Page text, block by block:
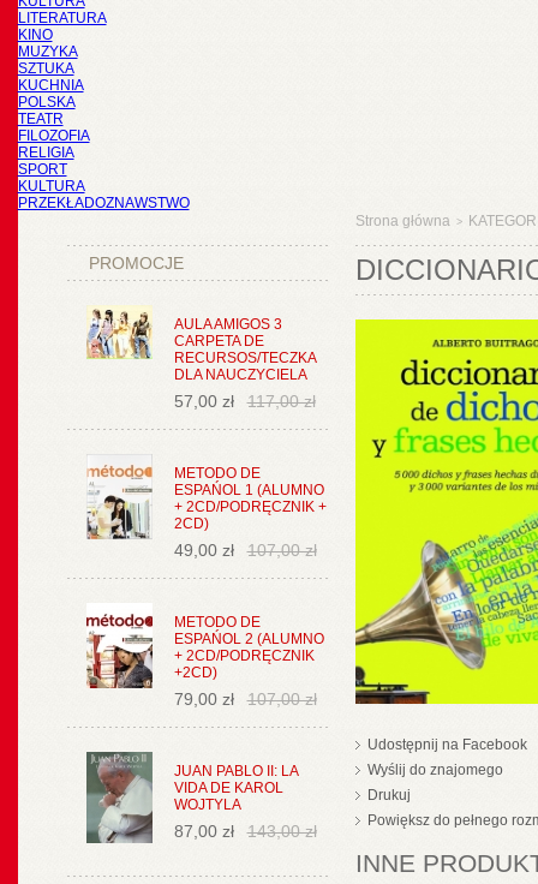
LITERATURA
KINO
MUZYKA
SZTUKA
KUCHNIA
POLSKA
TEATR
FILOZOFIA
RELIGIA
SPORT
KULTURA
PRZEKŁADOZNAWSTWO
PROMOCJE
AULA AMIGOS 3
CARPETA DE
RECURSOS/TECZKA
DLA NAUCZYCIELA
57,00 zł 117,00 zł
METODO DE
ESPAŃOL 1 (ALUMNO
+ 2CD/PODRĘCZNIK +
2CD)
49,00 zł 107,00 zł
METODO DE
ESPAŃOL 2 (ALUMNO
+ 2CD/PODRĘCZNIK
+2CD)
79,00 zł 107,00 zł
JUAN PABLO II: LA
VIDA DE KAROL
WOJTYLA
87,00 zł 143,00 zł
Strona główna >
Udostępnij na Facebook
Wyślij do znajomego
Drukuj
Powiększ do pełnego
INNE